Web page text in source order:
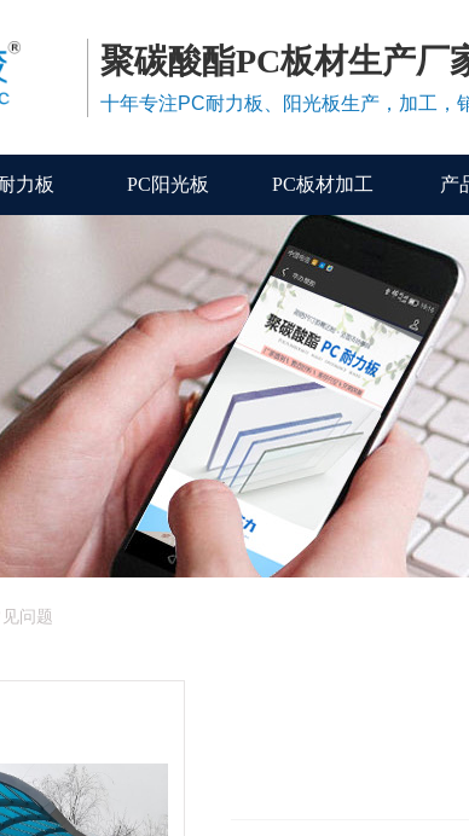
聚碳酸酯PC板材生产厂
十年专注PC耐力板、阳光板生产，加工，
力板 PC阳光板 PC板材加工 产
问题